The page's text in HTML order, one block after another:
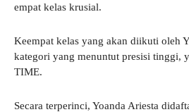
empat kelas krusial.
​Keempat kelas yang akan diikuti oleh
kategori yang menuntut presisi tinggi,
TIME.
​Secara terperinci, Yoanda Ariesta